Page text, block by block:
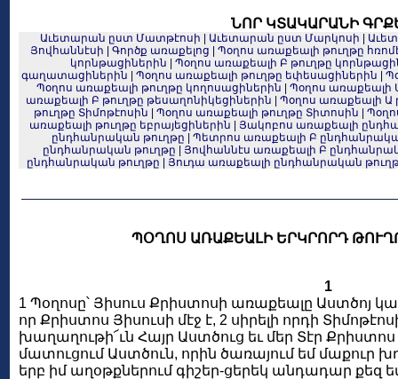
ՆՈՐ ԿՏԱԿԱՐԱՆԻ
Աւետարան ըստ Մատթէոսի Աւետարան ըստ Մարկոսի
Յովհաննէսի
Գործք առաքելոց
Պօղոս առաքեալի թուղթը
կորնթացիներին
Պօղոս առաքեալի Բ թուղթը
գաղատացիներին
Պօղոս առաքեալի թուղթը եփեսացիներին
Պօղոս առաքեալի թուղթը կողոսացիներին
Պօղոս առաքեալի
առաքեալի Բ թուղթը թեսաղոնիկեցիներին
Պօղոս առաքեալի Ա
թուղթը Տիմոթէոսին
Պօղոս առաքեալի թուղթը Տիտոսին
առաքեալի թուղթը եբրայեցիներին
Յակոբոս առաքեալի
ընդհանրական թուղթը
Պետրոս առաքեալի Բ
ընդհանրական թուղթը
Յովհաննէս առաքեալի Բ
ընդհանրական թուղթը
Յուդա առաքեալի ընդհանրական
ՊՕՂՈՍ ԱՌԱՔԵԱԼԻ ԵՐԿՐՈՐԴ
1
1 Պօղոսը՝ Յիսուս Քրիստոսի առաքեալը Աստծոյ
որ Քրիստոս Յիսուսի մէջ է, 2 սիրելի որդի
խաղաղութի՜ւն Հայր Աստծուց եւ մեր Տէր Քրիստոս
մատուցում Աստծուն, որին ծառայում եմ մաքուր
երբ իմ աղօթքներում գիշեր-ցերեկ անդադար քեզ եմ